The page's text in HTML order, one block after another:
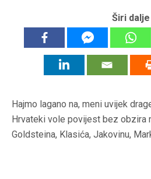
Širi dalje
Hajmo lagano na, meni uvijek
Hrvateki vole povijest bez obzira
Goldsteina, Klasića, Jakovinu,